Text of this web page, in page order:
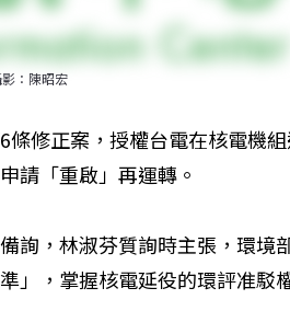
：陳昭宏
修正案，授權台電在核電機
請「重啟」再運轉。
詢，林淑芬質詢時主張，環境
」，掌握核電延役的環評准駁